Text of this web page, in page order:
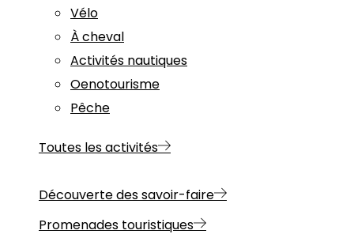
Vélo
À cheval
Activités nautiques
Oenotourisme
Pêche
Toutes les activités
Découverte des savoir-faire
Promenades touristiques